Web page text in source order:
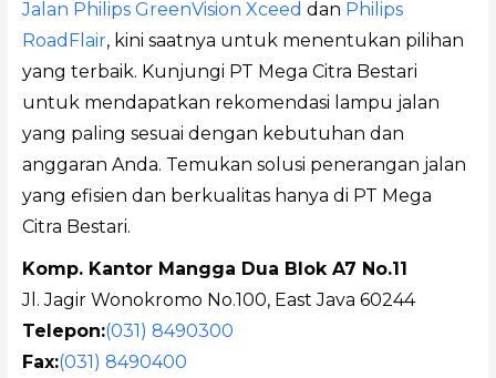
Jalan Philips GreenVision Xceed dan Philips
RoadFlair, kini saatnya untuk menentukan pilihan
yang terbaik. Kunjungi PT Mega Citra Bestari
untuk mendapatkan rekomendasi lampu jalan
yang paling sesuai dengan kebutuhan dan
anggaran Anda. Temukan solusi penerangan jalan
yang efisien dan berkualitas hanya di PT Mega
Citra Bestari.
Komp. Kantor Mangga Dua Blok A7 No.11
Jl. Jagir Wonokromo No.100, East Java 60244
Telepon:(031) 8490300
Fax:(031) 8490400